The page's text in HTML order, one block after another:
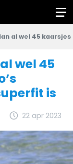
al wel 45
wel 45
is
22 apr 2023